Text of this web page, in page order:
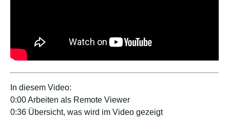
In diesem Video:
0:00 Arbeiten als Remote Viewer
0:36 Übersicht, was wird im Video gezeigt